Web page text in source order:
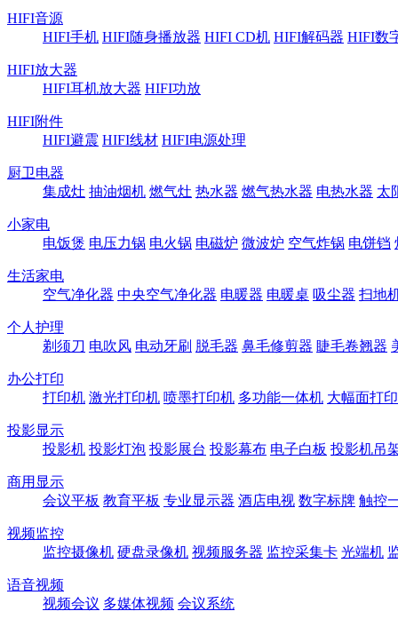
HIFI音源
HIFI手机 HIFI随身播放器 HIFI CD机 HIFI解码器 HIFI数
HIFI放大器
HIFI耳机放大器 HIFI功放
HIFI附件
HIFI避震 HIFI线材 HIFI电源处理
厨卫电器
集成灶 抽油烟机 燃气灶 热水器 燃气热水器 电热水器 太
小家电
电饭煲 电压力锅 电火锅 电磁炉 微波炉 空气炸锅 电饼铛
生活家电
空气净化器 中央空气净化器 电暖器 电暖桌 吸尘器 扫地
个人护理
剃须刀 电吹风 电动牙刷 脱毛器 鼻毛修剪器 睫毛卷翘器
办公打印
打印机 激光打印机 喷墨打印机 多功能一体机 大幅面打
投影显示
投影机 投影灯泡 投影展台 投影幕布 电子白板 投影机吊
商用显示
会议平板 教育平板 专业显示器 酒店电视 数字标牌 触控
视频监控
监控摄像机 硬盘录像机 视频服务器 监控采集卡 光端机
语音视频
视频会议 多媒体视频 会议系统